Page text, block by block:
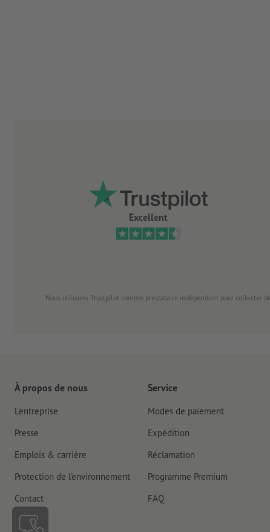
Excellent
Nous utilisons Trustpilot comme prestataire indépendant pour collecter
À propos de nous
L'entreprise
Presse
Emplois & carrière
Protection de l'environnement
Contact
Service
Modes de paiement
Expédition
Réclamation
Programme Premium
FAQ